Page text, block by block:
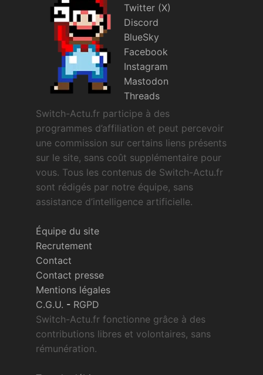
Twitter (X)
Discord
BlueSky
Facebook
Instagram
Mastodon
Threads
Switch-Actu.fr participe à des
programmes d’affiliation et peut percevoir
une commission sur certains liens présents
sur le site, sans coût supplémentaire pour
vous. Tous les contenus de Switch-Actu.fr
sont rédigés par notre équipe, sans
assistance d’intelligence artificielle.
Équipe du site
Recrutement
Contact
Contact presse
Mentions légales
C.G.U. - RGPD
Switch-Actu.fr fonctionne grâce à des
contributions libres et volontaires, sans
rémunération.